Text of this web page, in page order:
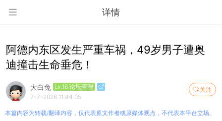
详情
阿德内东区发生严重车祸，49岁男子遭奥
迪撞击生命垂危！
关注
大白免 Lv.16 论坛管理
7-7-2026 11:44:05
本篇内容为转载/翻译内容，仅代表原文作者或原媒体观点，不代表本平台立场。